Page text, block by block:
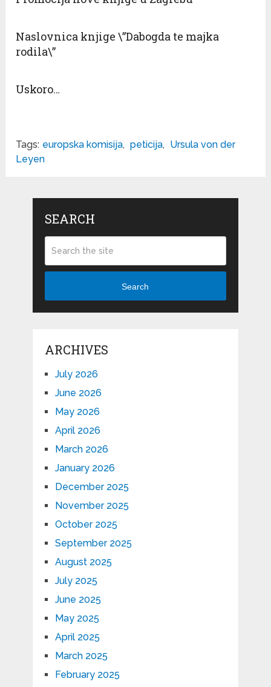
Naslovnica knjige \”Dabogda te majka
rodila\”
Uskoro…
Tags: europska komisija, peticija, Ursula von der
Leyen
SEARCH
Search
ARCHIVES
July 2026
June 2026
May 2026
April 2026
March 2026
January 2026
December 2025
November 2025
October 2025
September 2025
August 2025
July 2025
June 2025
May 2025
April 2025
March 2025
February 2025